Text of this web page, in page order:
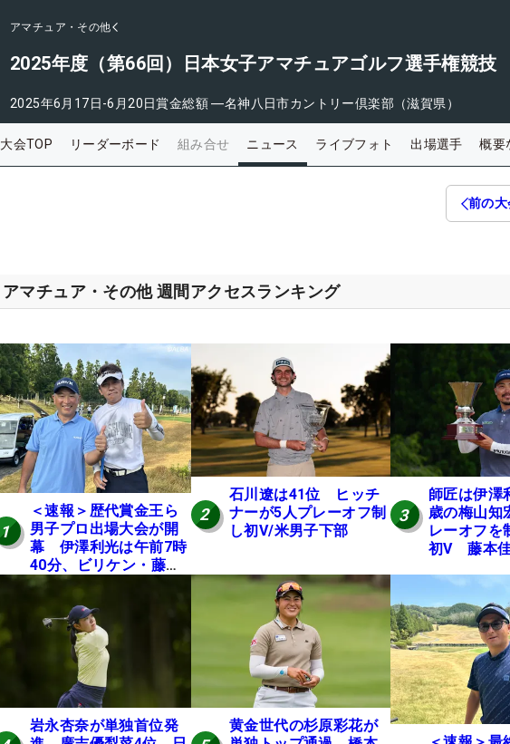
アマチュア・その他
2025年度（第66回）日本女子アマチュアゴルフ選手権競技
2025年6月17日-6月20日賞金総額 ―名神八日市カントリー倶楽部（滋賀県）
大会TOP リーダーボード 組み合せ ニュース ライブフォト 出場選手 概要
前の大
アマチュア・その他 週間アクセスランキング
1
＜速報＞歴代賞金王ら
男子プロ出場大会が開
幕 伊澤利光は午前7時
40分、ビリケン・藤本
佳則は午前9時30分にテ
ィオフ【MAIN STAGE
JOYX OPEN】
2
石川遼は41位 ヒッチ
ナーが5人プレーオフ制
し初V/米男子下部
3
師匠は伊
歳の梅山知
レーオフを
初V 藤本佳
OPEN】
岩永杏奈が単独首位発
黄金世代の杉原彩花が